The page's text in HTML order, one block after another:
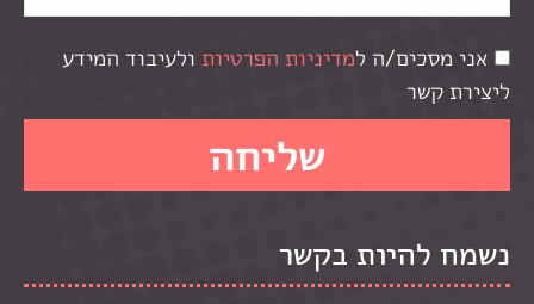
אני מסכים/ה למדיניות הפרטיות ולעיבוד המידע
ליצירת קשר
נשמח להיות בקשר